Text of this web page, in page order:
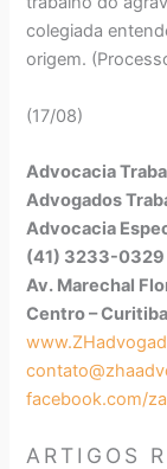
colegiada
origem.
(17/08)
Advocacia
Advogados
Advocacia
(41) 3233-0329
Av. Marechal
Centro –
facebook.com/
ARTIGOS